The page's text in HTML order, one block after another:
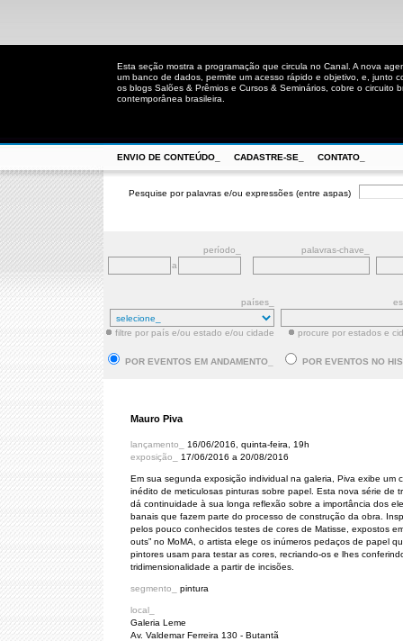
Esta seção mostra a programação que circula no Canal. A nova
um banco de dados, permite um acesso rápido e objetivo, e, junto
os blogs Salões & Prêmios e Cursos & Seminários, cobre o circuito
contemporânea brasileira.
ENVIO DE CONTEÚDO_ CADASTRE-SE_ CONTATO_
Pesquise por palavras e/ou expressões (entre aspas)
período_
palavras-chave_
a
países_
filtre por país e/ou estado e/ou cidade procure por estados e
POR EVENTOS EM ANDAMENTO_ POR EVENTOS NO
Mauro Piva
lançamento_ 16/06/2016, quinta-feira, 19h
exposição_ 17/06/2016 a 20/08/2016
Em sua segunda exposição individual na galeria, Piva exibe um
inédito de meticulosas pinturas sobre papel. Esta nova série de
dá continuidade à sua longa reflexão sobre a importância dos
banais que fazem parte do processo de construção da obra.
pelos pouco conhecidos testes de cores de Matisse, expostos
outs” no MoMA, o artista elege os inúmeros pedaços de papel
pintores usam para testar as cores, recriando-os e lhes
tridimensionalidade a partir de incisões.
segmento_ pintura
local_
Galeria Leme
Av. Valdemar Ferreira 130 - Butantã